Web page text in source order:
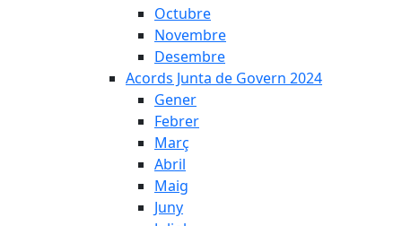
Octubre
Novembre
Desembre
Acords Junta de Govern 2024
Gener
Febrer
Març
Abril
Maig
Juny